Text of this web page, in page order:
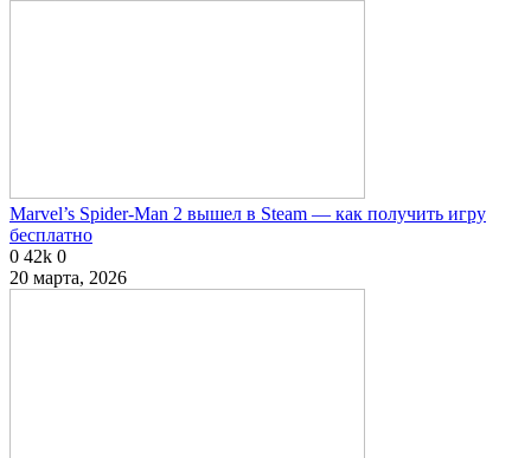
Marvel’s Spider-Man 2 вышел в Steam — как получить игру
бесплатно
0 42k 0
20 марта, 2026